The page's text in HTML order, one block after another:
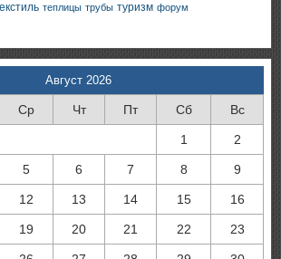
теплицы трубы туризм форум
Август 2026
Ср Чт Пт Сб Вс
1 2
5 6 7 8 9
12 13 14 15 16
19 20 21 22 23